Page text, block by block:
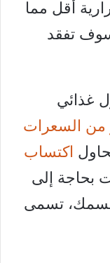
أقل مما
تفقد
غذائي
السعرات
اكتساب
بحاجة إلى
جسمك، تسمى